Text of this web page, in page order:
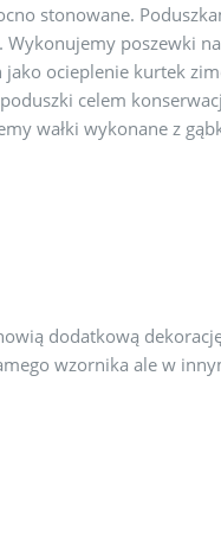
stonowane.
poszewki
ocieplenie kurtek
celem
wałki wykonane z
dodatkową
wzornika ale w